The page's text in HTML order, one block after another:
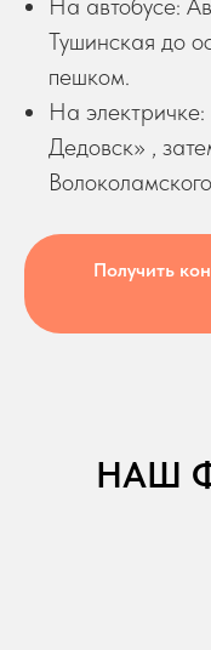
На автобусе:
Тушинская до
пешком.
На
Дедовск» ,
Получить
НАШ